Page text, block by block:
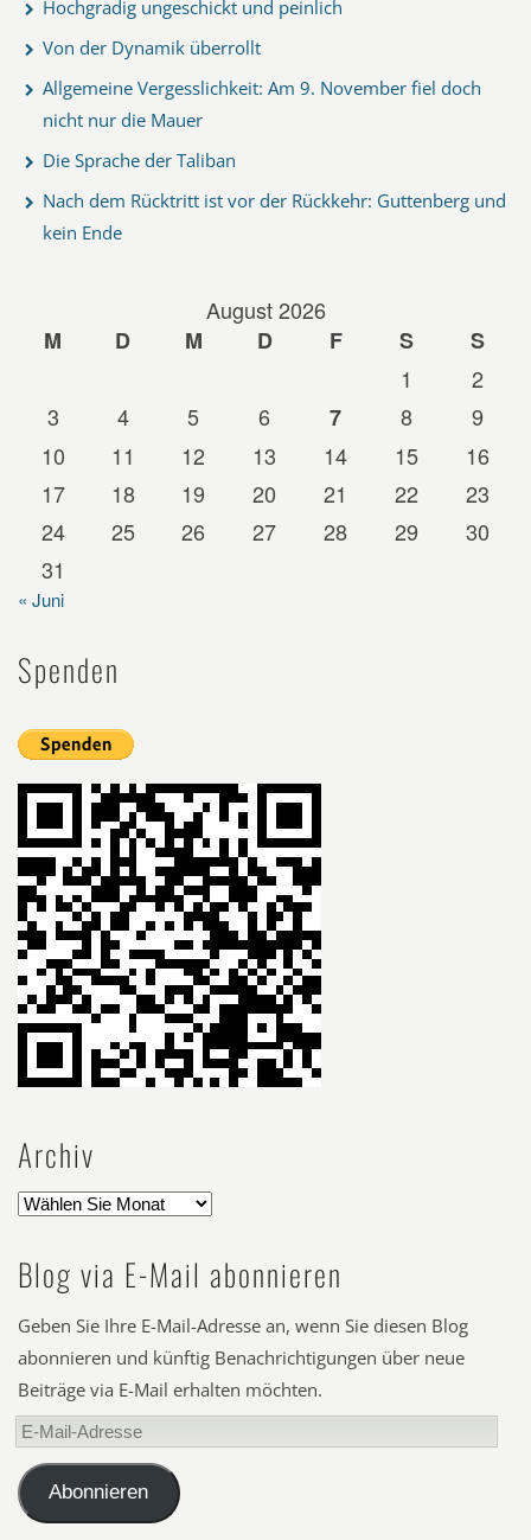
Hochgradig ungeschickt und peinlich
Von der Dynamik überrollt
Allgemeine Vergesslichkeit: Am 9. November fiel doch
nicht nur die Mauer
Die Sprache der Taliban
Nach dem Rücktritt ist vor der Rückkehr: Guttenberg und
kein Ende
August 2026
M
D M D F S
S
1
2
3
4 5 6 7 8
9
10
11 12 13 14 15
16
17
18 19 20 21 22
23
24
25 26 27 28 29
30
31
« Juni
Spenden
Archiv
Blog via E-Mail abonnieren
Geben Sie Ihre E-Mail-Adresse an, wenn Sie diesen Blog
abonnieren und künftig Benachrichtigungen über neue
Beiträge via E-Mail erhalten möchten.
E-
Mail-
AdresseAbonnieren